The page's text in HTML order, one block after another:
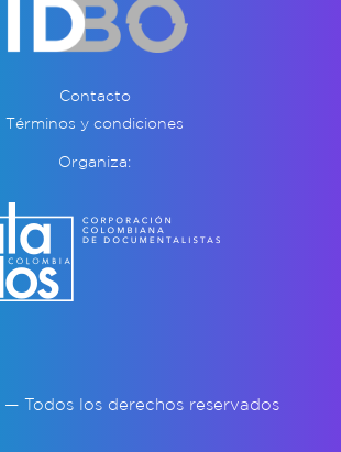
Contacto
Términos y condiciones
Organiza:
— Todos los derechos reservados